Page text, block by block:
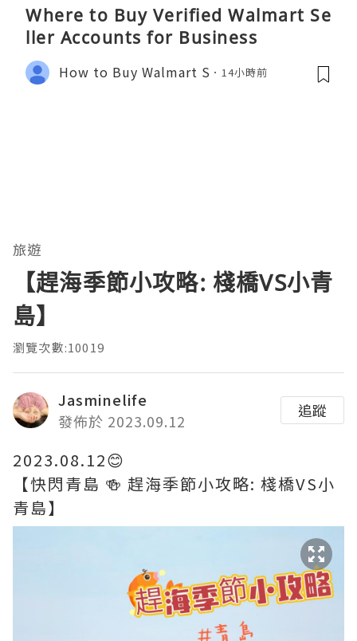
Where to Buy Verified Walmart Se
ller Accounts for Business
How to Buy Walmart S 14小時前
旅遊
【趕海季節小攻略: 棧橋VS小青
島】
瀏覽次數:10019
Jasminelife
發佈於 2023.09.12
追蹤
2023.08.12😊
【快閃青島 🍻 趕海季節小攻略: 棧橋VS小
青島】